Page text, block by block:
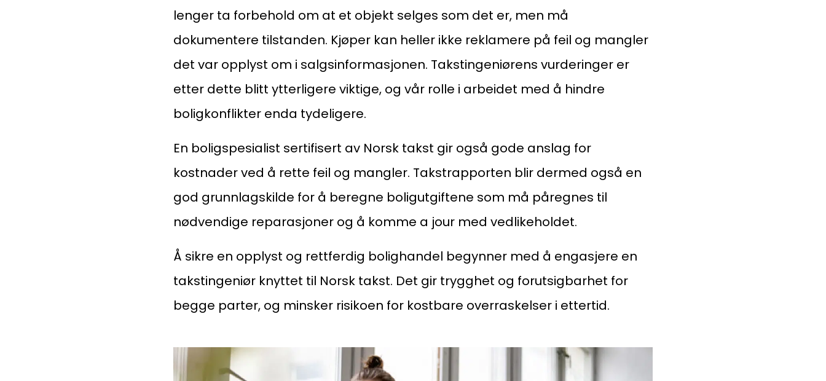
lenger ta forbehold om at et objekt selges som det er, men må
dokumentere tilstanden. Kjøper kan heller ikke reklamere på feil og mangler
det var opplyst om i salgsinformasjonen. Takstingeniørens vurderinger er
etter dette blitt ytterligere viktige, og vår rolle i arbeidet med å hindre
boligkonflikter enda tydeligere.
En boligspesialist sertifisert av Norsk takst gir også gode anslag for
kostnader ved å rette feil og mangler. Takstrapporten blir dermed også en
god grunnlagskilde for å beregne boligutgiftene som må påregnes til
nødvendige reparasjoner og å komme a jour med vedlikeholdet.
Å sikre en opplyst og rettferdig bolighandel begynner med å engasjere en
takstingeniør knyttet til Norsk takst. Det gir trygghet og forutsigbarhet for
begge parter, og minsker risikoen for kostbare overraskelser i ettertid.